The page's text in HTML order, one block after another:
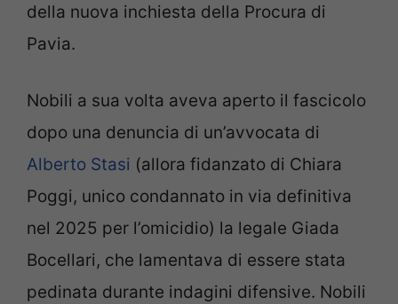
della nuova inchiesta della Procura di
Pavia.
Nobili a sua volta aveva aperto il fascicolo
dopo una denuncia di un’avvocata di
Alberto Stasi (allora fidanzato di Chiara
Poggi, unico condannato in via definitiva
nel 2025 per l’omicidio) la legale Giada
Bocellari, che lamentava di essere stata
pedinata durante indagini difensive. Nobili